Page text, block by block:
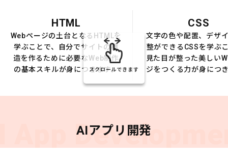
HTML
Webページの土台となるHTMLを
学ぶことで、自分でサイトの構
造を作るために必要なWeb制作
の基本スキルが身につきます。
CSS
文字の色や配置、デザ
整ができるCSSを学ぶ
見た目が整った美しい
ジをつくる力が身につ
スクロールできます
App AIアプリ開発